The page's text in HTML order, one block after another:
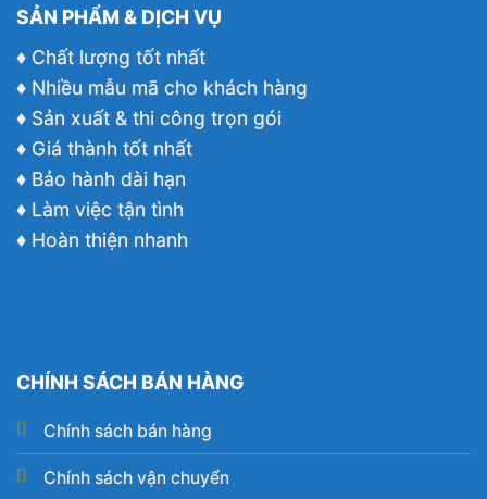
SẢN PHẨM & DỊCH VỤ
♦ Chất lượng tốt nhất
♦ Nhiều mẫu mã cho khách hàng
♦ Sản xuất & thi công trọn gói
♦ Giá thành tốt nhất
♦ Bảo hành dài hạn
♦ Làm việc tận tình
♦ Hoàn thiện nhanh
CHÍNH SÁCH BÁN HÀNG
Chính sách bán hàng
Chính sách vận chuyển